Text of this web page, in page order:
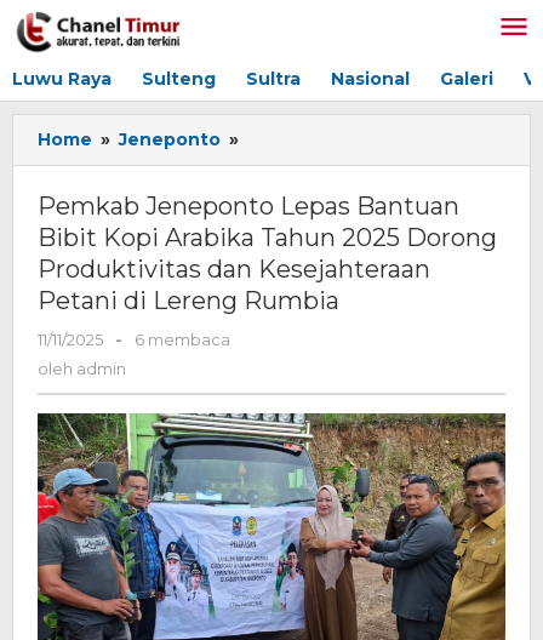
Lewati
ke
Luwu Raya Sulteng Sultra Nasional Galeri
Home » Jeneponto »
Jeneponto
Bantuan
Bibit
Kopi
Arabika
Produktivitas
dan
Kesejahteraan
Petani
di
Lereng
Rumbia
Pemkab Jeneponto Lepas Bantuan
Bibit Kopi Arabika Tahun 2025 Dorong
Produktivitas dan Kesejahteraan
Petani di Lereng Rumbia
11/11/2025
oleh
admin
-
6 membaca
oleh admin